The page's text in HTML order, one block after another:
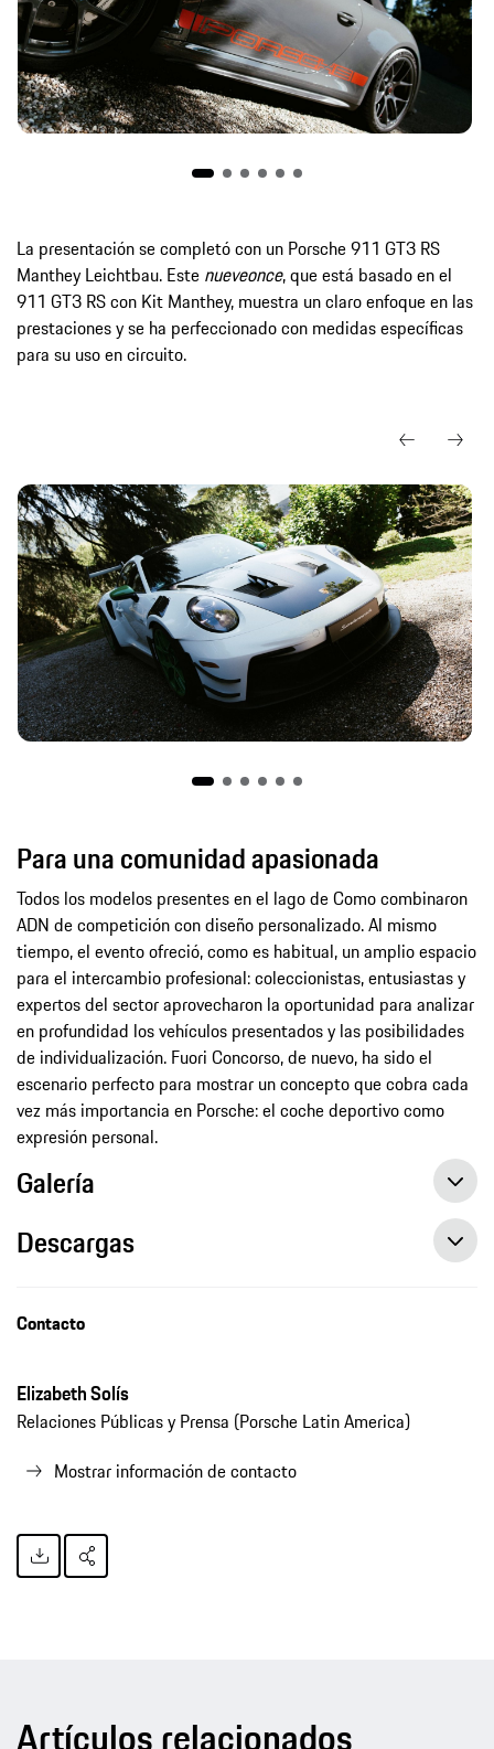
La presentación se completó con un Porsche 911 GT3 RS
Manthey Leichtbau. Este nueveonce, que está basado en el
911 GT3 RS con Kit Manthey, muestra un claro enfoque en las
prestaciones y se ha perfeccionado con medidas específicas
para su uso en circuito.
Para una comunidad apasionada
Todos los modelos presentes en el lago de Como combinaron
ADN de competición con diseño personalizado. Al mismo
tiempo, el evento ofreció, como es habitual, un amplio espacio
para el intercambio profesional: coleccionistas, entusiastas y
expertos del sector aprovecharon la oportunidad para analizar
en profundidad los vehículos presentados y las posibilidades
de individualización. Fuori Concorso, de nuevo, ha sido el
escenario perfecto para mostrar un concepto que cobra cada
vez más importancia en Porsche: el coche deportivo como
expresión personal.
Galería
Descargas
Contacto
Elizabeth Solís
Relaciones Públicas y Prensa (Porsche Latin America)
Mostrar información de contacto
Artículos relacionados